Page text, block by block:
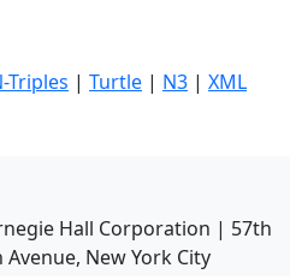
Triples | Turtle | N3 | XML
Hall Corporation | 57th
New York City